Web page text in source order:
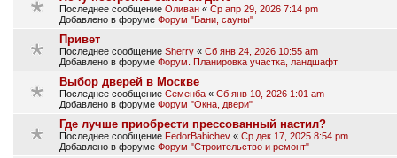
Последнее сообщение Оливан « Ср апр 29, 2026 7:14 pm
Добавлено в форуме Форум "Бани, сауны"
Привет
Последнее сообщение Sherry « Сб янв 24, 2026 10:55 am
Добавлено в форуме Форум. Планировка участка, ландшафт
Выбор дверей в Москве
Последнее сообщение Семенба « Сб янв 10, 2026 1:01 am
Добавлено в форуме Форум "Окна, двери"
Где лучше приобрести прессованный настил?
Последнее сообщение FedorBabichev « Ср дек 17, 2025 8:54 pm
Добавлено в форуме Форум "Строительство и ремонт"